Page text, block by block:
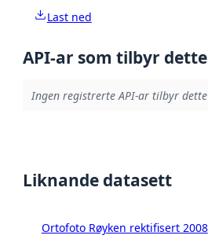
Last ned
API-ar som tilbyr
Ingen registrerte API-ar tilbyr
Liknande datasett
Ortofoto Røyken rektifisert 2008